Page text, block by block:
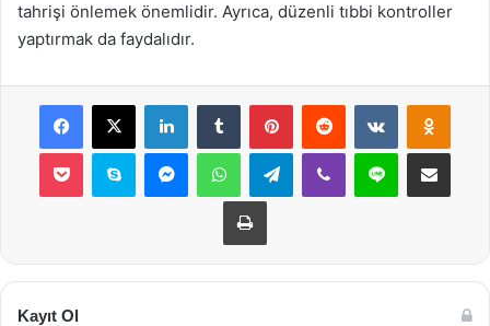
tahrişi önlemek önemlidir. Ayrıca, düzenli tıbbi kontroller
yaptırmak da faydalıdır.
Facebook
X LinkedInTumblr PinterestReddit VKontakte
Pocket Skype MessengerWhatsAppTelegramViber Line E-Posta ile
Yazdır
Kayıt Ol